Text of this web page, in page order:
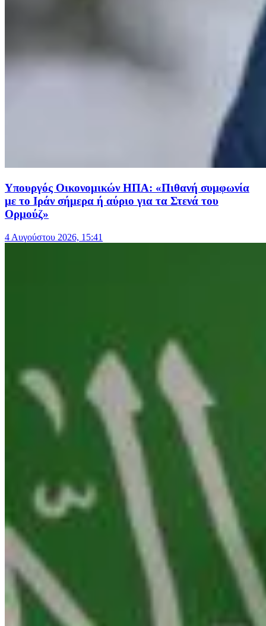
Υπουργός Οικονομικών ΗΠΑ: «Πιθανή συμφωνία
με το Ιράν σήμερα ή αύριο για τα Στενά του
Ορμούζ»
4 Αυγούστου 2026, 15:41